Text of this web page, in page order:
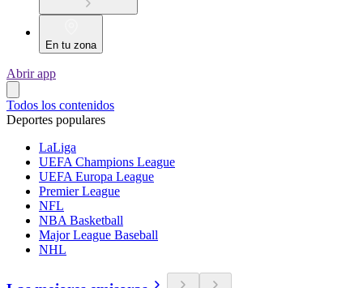
En tu zona
Abrir app
Todos los contenidos
Deportes populares
LaLiga
UEFA Champions League
UEFA Europa League
Premier League
NFL
NBA Basketball
Major League Baseball
NHL